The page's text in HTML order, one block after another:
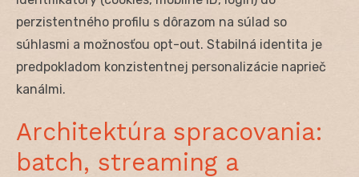
perzistentného profilu s dôrazom na súlad so
súhlasmi a možnosťou opt-out. Stabilná identita je
predpokladom konzistentnej personalizácie naprieč
kanálmi.
Architektúra spracovania:
batch, streaming a